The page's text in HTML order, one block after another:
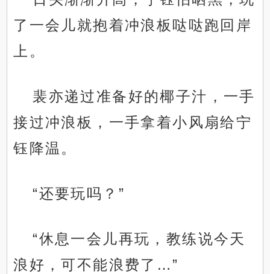
了一会儿就抱着冲浪板哒哒跑回岸
上。
裴亦递过准备好的椰子汁，一手
接过冲浪板，一手拿着小风扇给宁
钰降温。
“还要玩吗？”
“休息一会儿再玩，教练说今天
浪好，可不能浪费了…”